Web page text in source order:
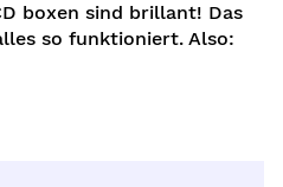
boxen sind brillant! Das
so funktioniert. Also: